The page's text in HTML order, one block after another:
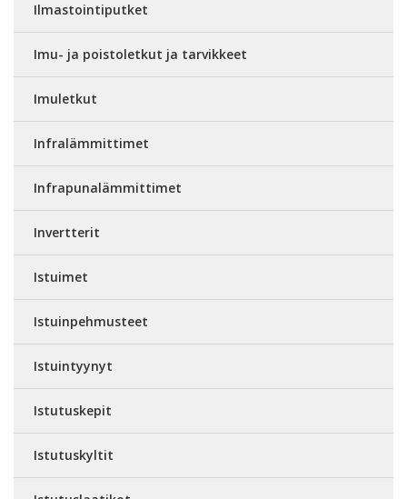
Ilmastointiputket
Imu- ja poistoletkut ja tarvikkeet
Imuletkut
Infralämmittimet
Infrapunalämmittimet
Invertterit
Istuimet
Istuinpehmusteet
Istuintyynyt
Istutuskepit
Istutuskyltit